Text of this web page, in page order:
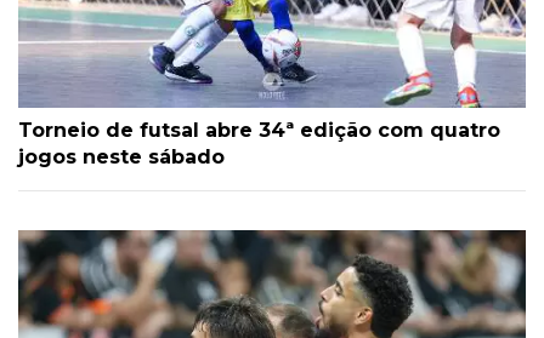
Torneio de futsal abre 34ª edição com quatro
jogos neste sábado